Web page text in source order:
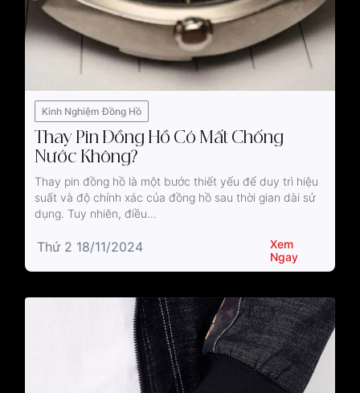
Kinh Nghiệm Đồng Hồ
Thay Pin Đồng Hồ Có Mất Chống
Nước Không?
Thay pin đồng hồ là một bước thiết yếu để duy trì hiệu
suất và độ chính xác của đồng hồ sau thời gian dài sử
dụng. Tuy nhiên, điều...
Thứ 2 18/11/2024
Xem
Ngay